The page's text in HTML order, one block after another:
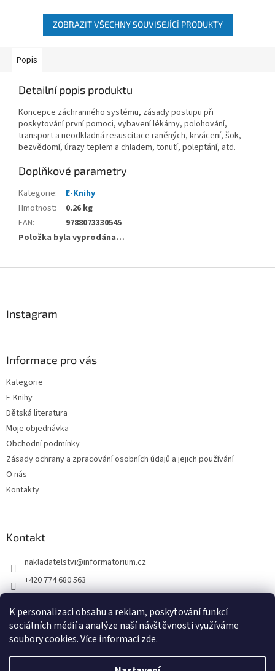
K personalizaci obsahu a reklam, poskytování funkcí
sociálních médií a analýze naší návštěvnosti využíváme
soubory cookies. Více informacízde.
ZOBRAZIT VŠECHNY SOUVISEJÍCÍ PRODUKTY
Popis
Detailní popis produktu
Koncepce záchranného systému, zásady postupu při
poskytování první pomoci, vybavení lékárny, polohování,
transport a neodkladná resuscitace raněných, krvácení, šok,
bezvědomí, úrazy teplem a chladem, tonutí, poleptání, atd.
Doplňkové parametry
Kategorie:
E-Knihy
Hmotnost:
0.26 kg
EAN:
9788073330545
Položka byla vyprodána…
Instagram
Informace pro vás
Kategorie
E-Knihy
Dětská literatura
Moje objednávka
Obchodní podmínky
Zásady ochrany a zpracování osobních údajů a jejich používání
O nás
Kontakty
Kontakt
nakladatelstvi@informatorium.cz
+420 774 680 563
informatorium/